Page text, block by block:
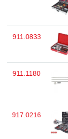
911.0833
911.1180
917.0216